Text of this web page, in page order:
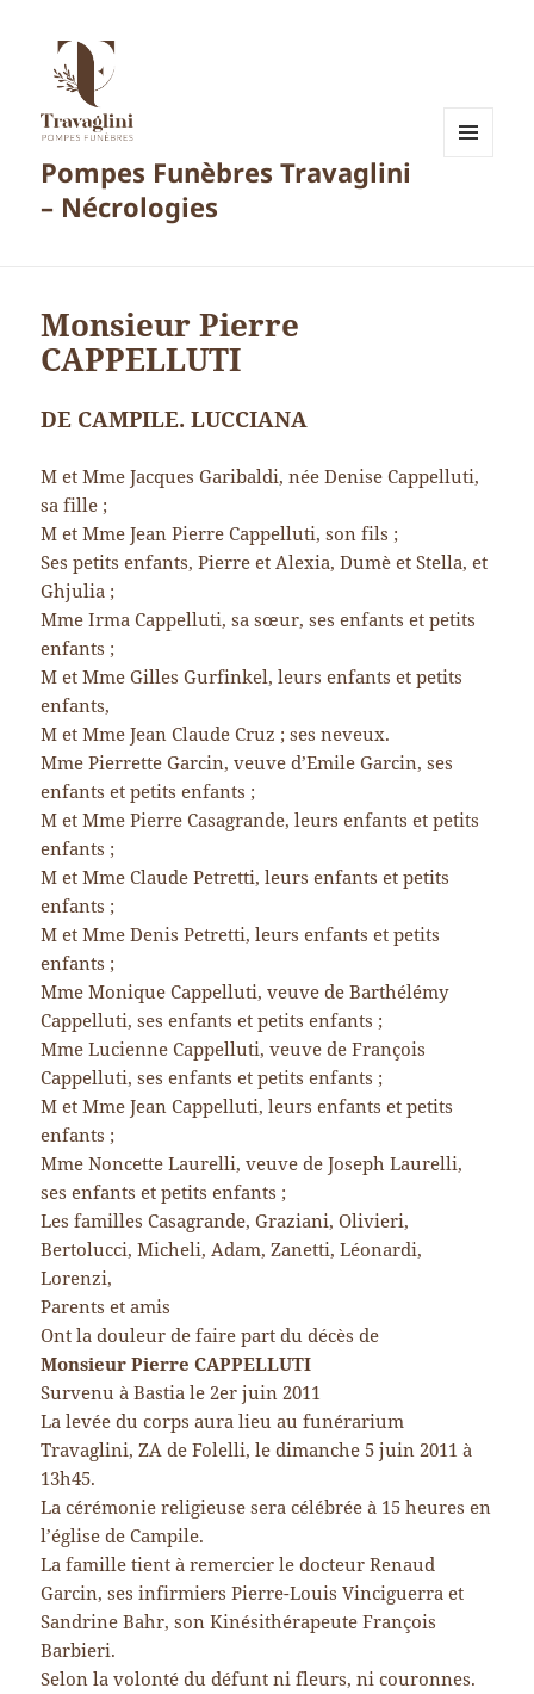
Pompes Funèbres Travaglini
– Nécrologies
Monsieur Pierre
CAPPELLUTI
DE CAMPILE. LUCCIANA
M et Mme Jacques Garibaldi, née Denise Cappelluti,
sa fille ;
M et Mme Jean Pierre Cappelluti, son fils ;
Ses petits enfants, Pierre et Alexia, Dumè et Stella, et
Ghjulia ;
Mme Irma Cappelluti, sa sœur, ses enfants et petits
enfants ;
M et Mme Gilles Gurfinkel, leurs enfants et petits
enfants,
M et Mme Jean Claude Cruz ; ses neveux.
Mme Pierrette Garcin, veuve d’Emile Garcin, ses
enfants et petits enfants ;
M et Mme Pierre Casagrande, leurs enfants et petits
enfants ;
M et Mme Claude Petretti, leurs enfants et petits
enfants ;
M et Mme Denis Petretti, leurs enfants et petits
enfants ;
Mme Monique Cappelluti, veuve de Barthélémy
Cappelluti, ses enfants et petits enfants ;
Mme Lucienne Cappelluti, veuve de François
Cappelluti, ses enfants et petits enfants ;
M et Mme Jean Cappelluti, leurs enfants et petits
enfants ;
Mme Noncette Laurelli, veuve de Joseph Laurelli,
ses enfants et petits enfants ;
Les familles Casagrande, Graziani, Olivieri,
Bertolucci, Micheli, Adam, Zanetti, Léonardi,
Lorenzi,
Parents et amis
Ont la douleur de faire part du décès de
Monsieur Pierre CAPPELLUTI
Survenu à Bastia le 2er juin 2011
La levée du corps aura lieu au funérarium
Travaglini, ZA de Folelli, le dimanche 5 juin 2011 à
13h45.
La cérémonie religieuse sera célébrée à 15 heures en
l’église de Campile.
La famille tient à remercier le docteur Renaud
Garcin, ses infirmiers Pierre-Louis Vinciguerra et
Sandrine Bahr, son Kinésithérapeute François
Barbieri.
Selon la volonté du défunt ni fleurs, ni couronnes.